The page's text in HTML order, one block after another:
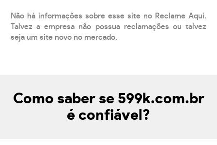
Não há informações sobre esse site no Reclame Aqui.
Talvez a empresa não possua reclamações ou talvez
seja um site novo no mercado.
Como saber se 599k.com.br
é confiável?